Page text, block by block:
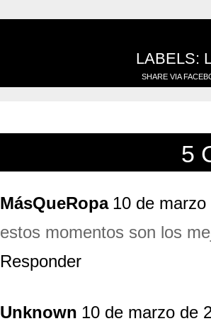
LABELS:
SHARE VIA
5
MásQueRopa 10 de
estos momentos son los
Responder
Unknown 10 de marzo de